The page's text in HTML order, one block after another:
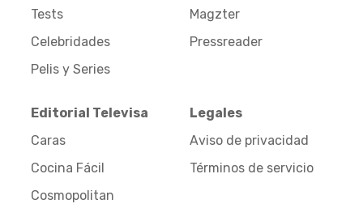
Tests
Celebridades
Pelis y Series
Magzter
Pressreader
Editorial Televisa
Caras
Cocina Fácil
Cosmopolitan
Legales
Aviso de privacidad
Términos de servicio